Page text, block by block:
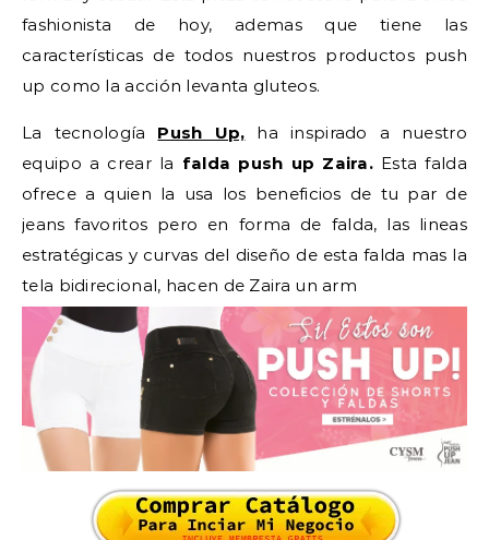
fashionista de hoy, ademas que tiene las
características de todos nuestros productos push
up como la acción levanta gluteos.
La tecnología Push Up, ha inspirado a nuestro
equipo a crear la falda push up Zaira. Esta falda
ofrece a quien la usa los beneficios de tu par de
jeans favoritos pero en forma de falda, las lineas
estratégicas y curvas del diseño de esta falda mas la
tela bidirecional, hacen de Zaira un arm